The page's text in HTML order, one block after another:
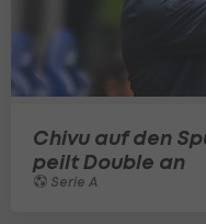
Chivu auf den
peilt Double an
Serie A